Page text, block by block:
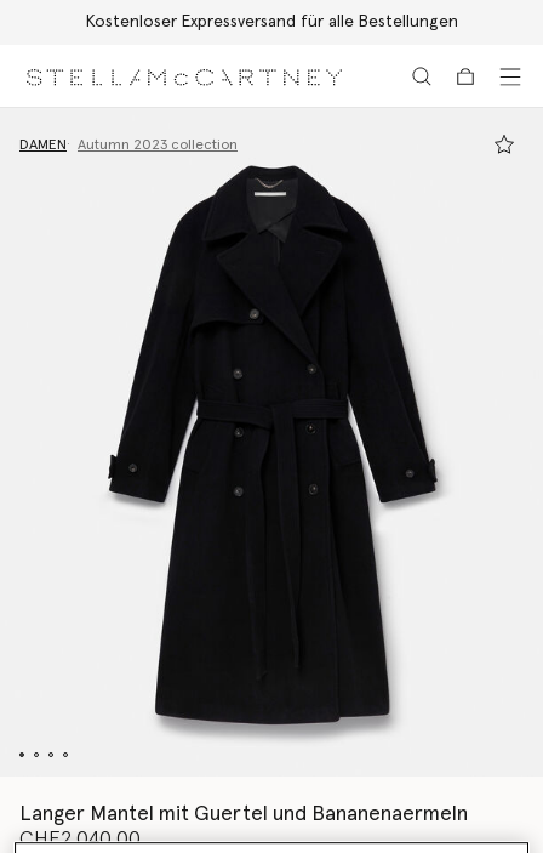
Kostenloser Expressversand für alle Bestellungen
DAMEN Autumn 2023 collection
Langer Mantel mit Guertel und Bananenaermeln
CHF2,040.00